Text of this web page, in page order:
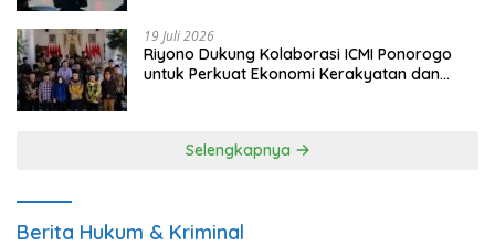
19 Juli 2026
Riyono Dukung Kolaborasi ICMI Ponorogo
untuk Perkuat Ekonomi Kerakyatan dan
Selengkapnya
Berita Hukum & Kriminal